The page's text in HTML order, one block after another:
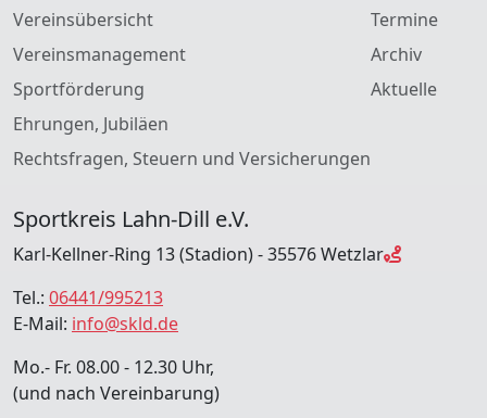
Vereinsübersicht
Vereinsmanagement
Sportförderung
Ehrungen, Jubiläen
Rechtsfragen, Steuern und Versicherungen
Termine
Archiv
Aktuelle
Sportkreis Lahn-Dill e.V.
Karl-Kellner-Ring 13 (Stadion) - 35576 Wetzlar
Tel.: 06441/995213
E-Mail: info@skld.de
Mo.- Fr. 08.00 - 12.30 Uhr,
(und nach Vereinbarung)